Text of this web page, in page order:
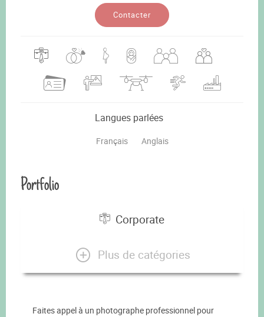
Contacter
Langues parlées
Français Anglais
Portfolio
Corporate
Plus de catégories
Faites appel à un photographe professionnel pour